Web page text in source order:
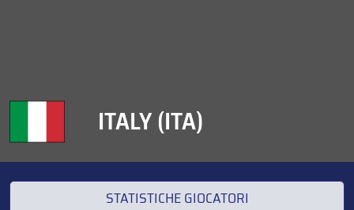
ITALY (ITA)
STATISTICHE GIOCATORI